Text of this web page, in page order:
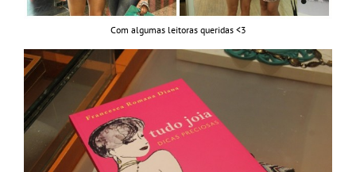
Com algumas leitoras queridas <3